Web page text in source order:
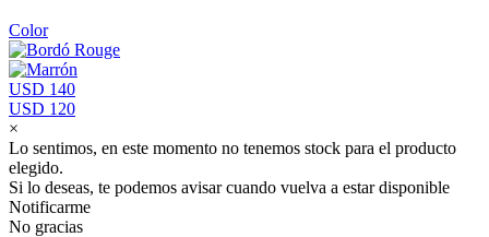
Color
USD 140
USD 120
×
Lo sentimos, en este momento no tenemos stock para el producto
elegido.
Si lo deseas, te podemos avisar cuando vuelva a estar disponible
Notificarme
No gracias